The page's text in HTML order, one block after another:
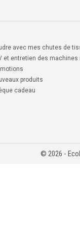
avec mes chutes de
et entretien des machines
produits
cadeau
© 2026 -